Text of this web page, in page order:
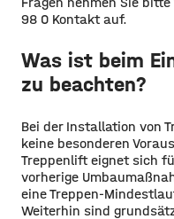
98 0 Kontakt auf.
Was ist beim
zu beachten?
Bei der Installation von
keine besonderen
Treppenlift eignet sich
vorherige
eine Treppen-
Weiterhin sind